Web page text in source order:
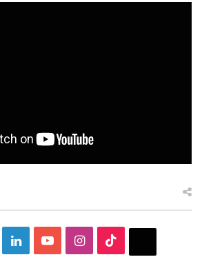
LinkedInYouTubeInstagram